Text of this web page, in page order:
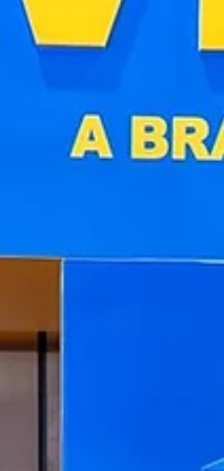
máquinas e equipamentos aos 22
municípios acreanos. A ação representa
um importante reforço para as atividades
de infraestrutura, recuperação de ramais
recebeu duas escavadeiras hidráulicas,
uma motoniveladora e um veículo
administrativo. Os equipam